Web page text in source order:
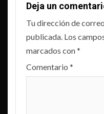
Deja un
Tu dirección de
publicada. Los
marcados con*
Comentario *